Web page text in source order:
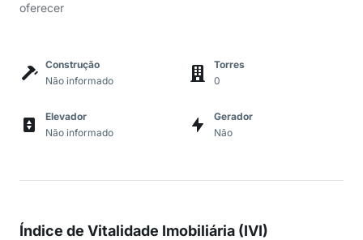
oferecer
Construção
Não informado
Torres
0
Elevador
Não informado
Gerador
Não
Índice de Vitalidade Imobiliária (IVI)